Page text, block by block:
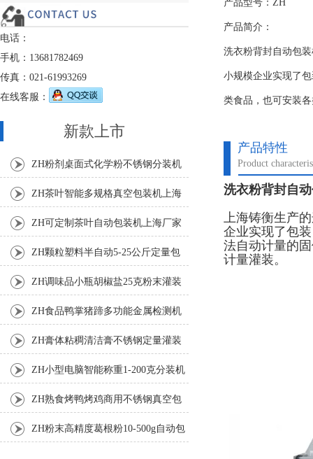
产品型号：ZH
产品简介：
洗衣粉背封自动包
小规模企业实现了
类食品，也可安装
产品特性
Product
洗衣粉背封自
上海铸衡生产
企业实现了包
法自动计量的
计量灌装。
电话：
手机：13681782469
传真：021-61993269
在线客服：
新款上市
ZH粉剂桌面式化学粉不锈钢分装机
ZH茶叶智能多规格真空包装机上海
厂家 ZH可定制茶叶自动包装机上海厂家
ZH颗粒塑料半自动5-25公斤定量包
装机 ZH调味品小瓶胡椒盐25克粉末灌装
ZH食品鸭掌猪蹄多功能金属检测机
ZH膏体粘稠清洁膏不锈钢定量灌装
机厂家 ZH小型电脑智能称重1-200克分装机
ZH熟食烤鸭烤鸡商用不锈钢真空包
装机 ZH粉末高精度葛根粉10-500g自动包